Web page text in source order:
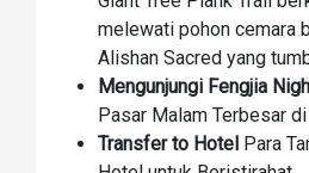
melewati pohon cemara
Alishan Sacred yang
Mengunjungi Fengjia
Pasar Malam Terbesar
Transfer to Hotel Para